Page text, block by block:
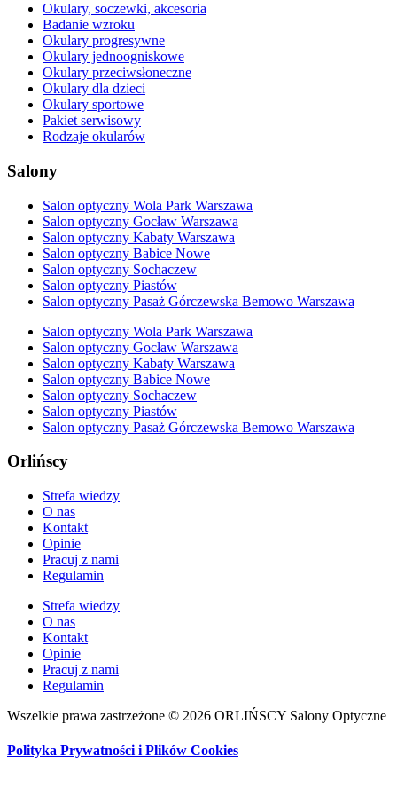
Okulary, soczewki, akcesoria
Badanie wzroku
Okulary progresywne
Okulary jednoogniskowe
Okulary przeciwsłoneczne
Okulary dla dzieci
Okulary sportowe
Pakiet serwisowy
Rodzaje okularów
Salony
Salon optyczny Wola Park Warszawa
Salon optyczny Gocław Warszawa
Salon optyczny Kabaty Warszawa
Salon optyczny Babice Nowe
Salon optyczny Sochaczew
Salon optyczny Piastów
Salon optyczny Pasaż Górczewska Bemowo Warszawa
Salon optyczny Wola Park Warszawa
Salon optyczny Gocław Warszawa
Salon optyczny Kabaty Warszawa
Salon optyczny Babice Nowe
Salon optyczny Sochaczew
Salon optyczny Piastów
Salon optyczny Pasaż Górczewska Bemowo Warszawa
Orlińscy
Strefa wiedzy
O nas
Kontakt
Opinie
Pracuj z nami
Regulamin
Strefa wiedzy
O nas
Kontakt
Opinie
Pracuj z nami
Regulamin
Wszelkie prawa zastrzeżone © 2026 ORLIŃSCY Salony Optyczne
Polityka Prywatności i Plików Cookies